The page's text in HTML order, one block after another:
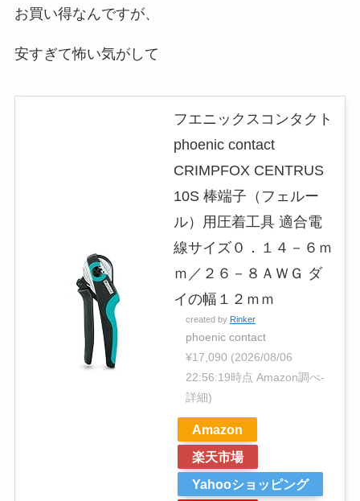
お買い得なんですが、
安すぎて怖い気がして
フエニックスコンタクト
phoenic contact
CRIMPFOX CENTRUS
10S 棒端子（フェルー
ル）用圧着工具 適合電
線サイズ０．１４－６ｍ
ｍ／２６－８ＡＷＧ ダ
イの幅１２ｍｍ
created by Rinker
phoenic contact
¥17,090 (2026/08/06
22:56:19時点 Amazon調べ-
詳細)
Amazon
楽天市場
Yahooショッピング